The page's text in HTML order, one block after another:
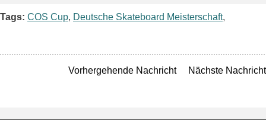
Tags: COS Cup, Deutsche Skateboard Meisterschaft,
Vorhergehende Nachricht Nächste Nachricht